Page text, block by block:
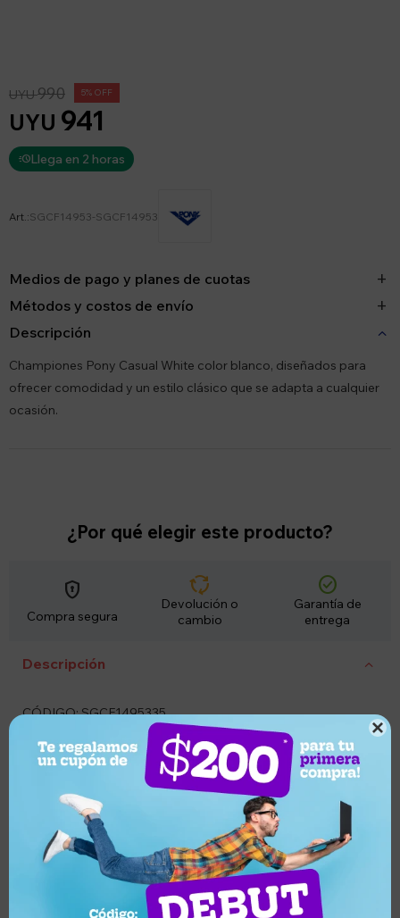

UYU 941
UYU990 5
Llega en 2 horas
SGCF14953-SGCF14953
Medios de pago y planes de cuotas
Métodos y costos de envío
Descripción
Championes Pony Casual White color blanco, diseñados para
ofrecer comodidad y un estilo clásico que se adapta a cualquier
ocasión.
¿Por qué elegir este producto?
encrypted
Compra segura
cycle
Devolución o
cambio
check_circle
Garantía de
entrega
Descripción
CÓDIGO: SGCF1495335
DESCRIPCIÓN DEL PRODUCTO:
Championes Pony Casual White color blanco, diseñados
para ofrecer comodidad y un estilo clásico que se adapta a
cualquier ocasión. Su diseño versátil los convierte en el
complemento ideal para el uso diario, combinando
fácilmente con diferentes looks y brindando confort durante
toda la jornada.
ESPECIFICACIONES: